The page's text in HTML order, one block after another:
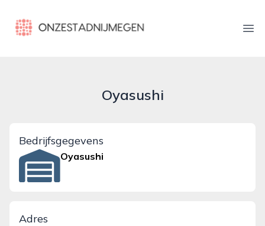
onzestadnijmegen.nl
Oyasushi
Bedrijfsgegevens
Oyasushi
Adres